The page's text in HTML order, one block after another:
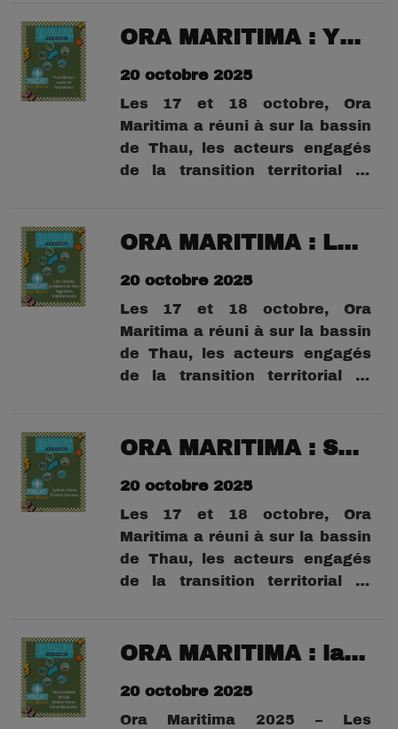
Thau, l’événement a mis à
dans divers lieux dont Sète,
Frontignan Ballaruc les...
ORA MARITIMA : YVES MICHEL Maire de MARSEILLAN
20 octobre 2025
Les 17 et 18 octobre, Ora
Maritima a réuni à sur la bassin
de Thau, les acteurs engagés
de la transition territorial et
Thau, l’événement a mis à
dans divers lieux dont Sète,
Frontignan Ballaruc les...
ORA MARITIMA : Loïc Linares, président de Sète Agglopôle Méditerranée
20 octobre 2025
Les 17 et 18 octobre, Ora
Maritima a réuni à sur la bassin
de Thau, les acteurs engagés
de la transition territorial et
Thau, l’événement a mis à
dans divers lieux dont Sète,
Frontignan Ballaruc les...
ORA MARITIMA : Sylvain Chave Predict Services
20 octobre 2025
Les 17 et 18 octobre, Ora
Maritima a réuni à sur la bassin
de Thau, les acteurs engagés
de la transition territorial et
Thau, l’événement a mis à
dans divers lieux dont Sète,
Frontignan Ballaruc les...
ORA MARITIMA : la plateforme BOCALE par Fabien Heran et Chloé Mechiche
20 octobre 2025
Ora Maritima 2025 – Les